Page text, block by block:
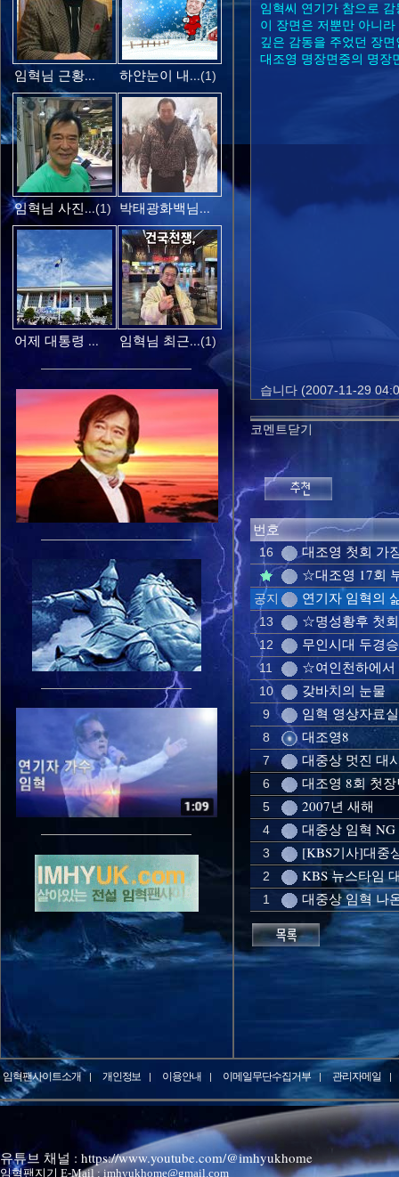
임혁님 근황... 하얀눈이 내...(1)
임혁님 사진...(1) 박태광화백님...
어제 대통령 ... 임혁님 최근...(1)
임혁씨 연기가 참으로
이 장면은 저뿐만 아니
깊은 감동을 주었던 장
대조영 명장면중의 명장
습니다 (2007-11-29
코멘트닫기
번호
16
대조영 첫회 가
☆대조영 17회
공지 연기자 임혁의
13 ☆명성황후 첫
12 무인시대 두경
11 ☆여인천하에서
10 갖바치의 눈물
9 임혁 영상자료실
8 대조영8
7 대중상 멋진 대
6 대조영 8회 첫
5 2007년 새해
4 대중상 임혁 NG
3 [KBS기사]대중
2 KBS 뉴스타임
1 대중상 임혁 나
임혁팬사이트소개 개인정보 이용안내 이메일무단수집거부 관리자메일
유튜브 채널 : https://www.youtube.com/@imhyukhome
임혁팬지기 E-Mail : imhyukhome@gmail.com